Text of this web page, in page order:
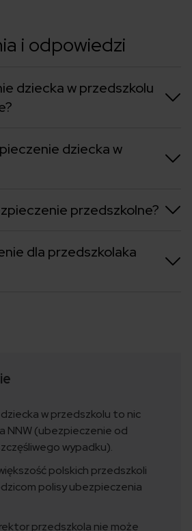
i odpowiedzi
dziecka w przedszkolu
dziecka w
przedszkolne?
dla przedszkolaka
w przedszkolu to nic
NNW (ubezpieczenie od
wypadku).
polskich przedszkoli
polisy ubezpieczenia
przedszkola nie może